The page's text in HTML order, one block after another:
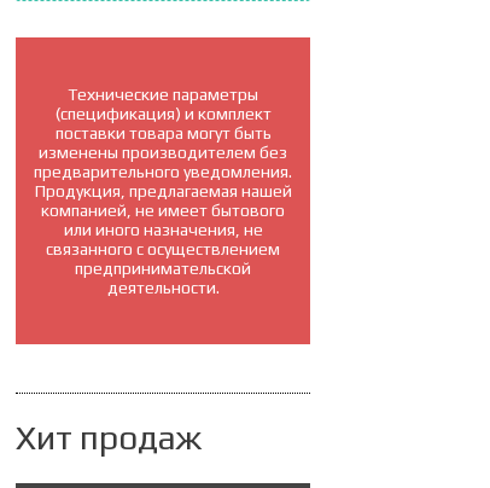
Технические параметры
(спецификация) и комплект
поставки товара могут быть
изменены производителем без
предварительного уведомления.
Продукция, предлагаемая нашей
компанией, не имеет бытового
или иного назначения, не
связанного с осуществлением
предпринимательской
деятельности.
Хит продаж